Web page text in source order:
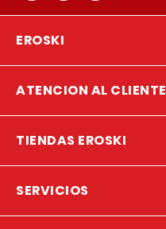
EROSKI
ATENCION AL CLIENTE
TIENDAS EROSKI
SERVICIOS